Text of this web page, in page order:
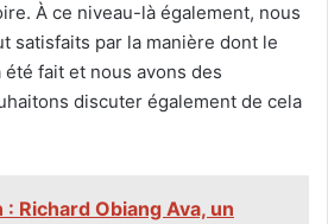
À ce niveau-là également, nous
satisfaits par la manière dont le
fait et nous avons des
discuter également de cela
: Richard Obiang Ava, un